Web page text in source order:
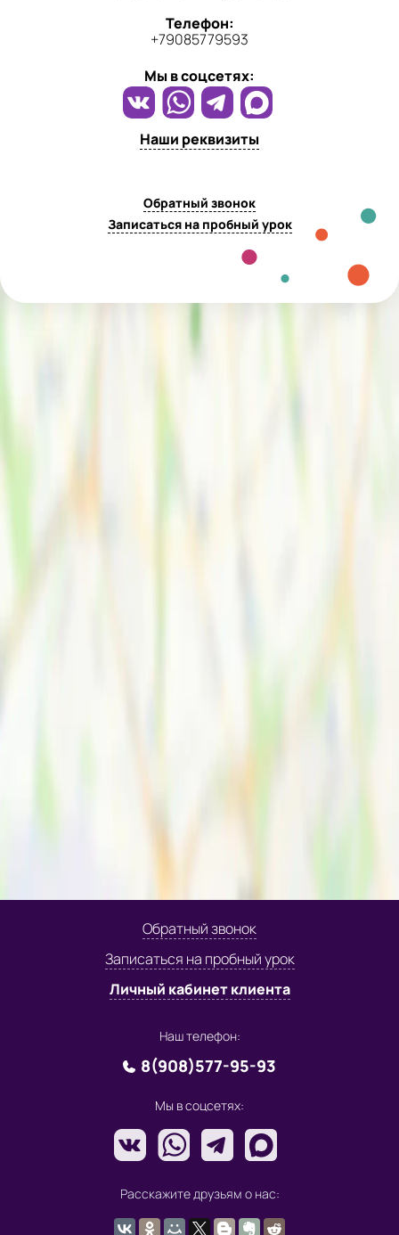
Телефон:
+79085779593
Мы в соцсетях:
Наши реквизиты
Обратный звонок
Записаться на пробный урок
Обратный звонок
Записаться на пробный урок
Личный кабинет клиента
Наш телефон:
8(908)577-95-93
Мы в соцсетях:
Расскажите друзьям о нас: